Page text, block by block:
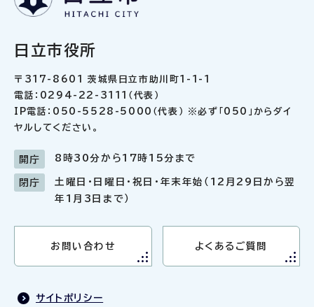
日立市役所
〒317-8601 茨城県日立市助川町1-1-1
電話：0294-22-3111（代表）
IP電話：050-5528-5000（代表） ※必ず「050」からダイ
ヤルしてください。
開庁 8時30分から17時15分まで
閉庁
土曜日・日曜日・祝日・年末年始（12月29日から翌
年1月3日まで）
お問い合わせ よくあるご質問
サイトポリシー